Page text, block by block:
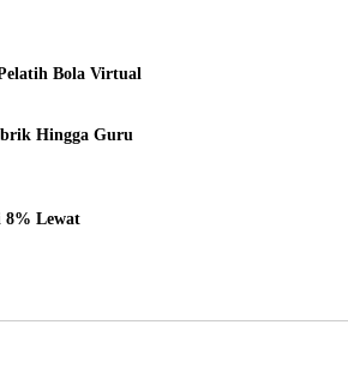
Bola Virtual
Hingga Guru
8% Lewat